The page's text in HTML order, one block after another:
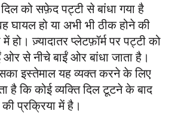
को सफ़ेद पट्टी से बांधा गया है
घायल हो या अभी भी ठीक होने की
हो। ज़्यादातर प्लेटफ़ॉर्म पर पट्टी को
ओर से नीचे बाईं ओर बांधा जाता है।
इस्तेमाल यह व्यक्त करने के लिए
है कि कोई व्यक्ति दिल टूटने के बाद
प्रक्रिया में है।